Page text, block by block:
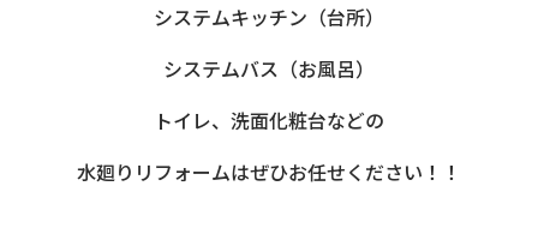
システムキッチン（台所）
システムバス（お風呂）
トイレ、洗面化粧台などの
水廻りリフォームはぜひお任せください！！